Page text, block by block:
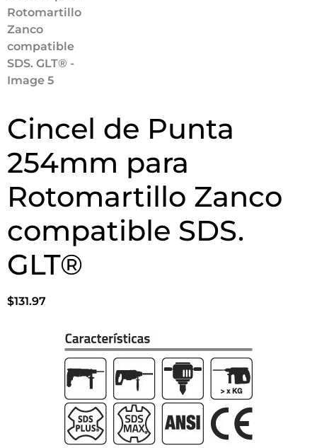
Cincel de Punta
254mm para
Rotomartillo Zanco
compatible SDS.
GLT®
$131.97